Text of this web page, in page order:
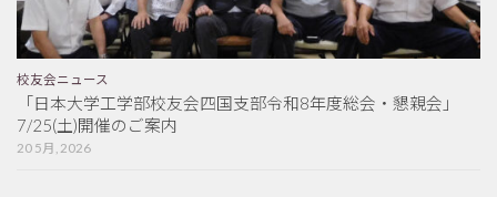
校友会ニュース
「日本大学工学部校友会四国支部令和8年度総会・懇親会」
7/25(土)開催のご案内
20 5月, 2026